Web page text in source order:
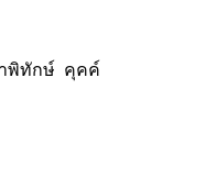
าพิทักษ์ คุคค์